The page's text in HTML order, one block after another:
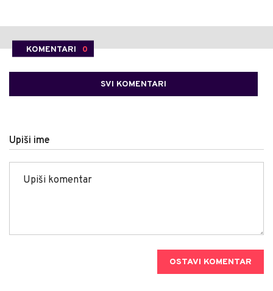
KOMENTARI 0
SVI KOMENTARI
Upiši ime
OSTAVI KOMENTAR